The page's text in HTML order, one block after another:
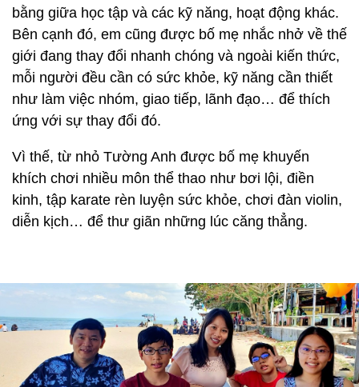
bằng giữa học tập và các kỹ năng, hoạt động khác.
Bên cạnh đó, em cũng được bố mẹ nhắc nhở về thế
giới đang thay đổi nhanh chóng và ngoài kiến thức,
mỗi người đều cần có sức khỏe, kỹ năng cần thiết
như làm việc nhóm, giao tiếp, lãnh đạo… để thích
ứng với sự thay đổi đó.
Vì thế, từ nhỏ Tường Anh được bố mẹ khuyến
khích chơi nhiều môn thể thao như bơi lội, điền
kinh, tập karate rèn luyện sức khỏe, chơi đàn violin,
diễn kịch… để thư giãn những lúc căng thẳng.